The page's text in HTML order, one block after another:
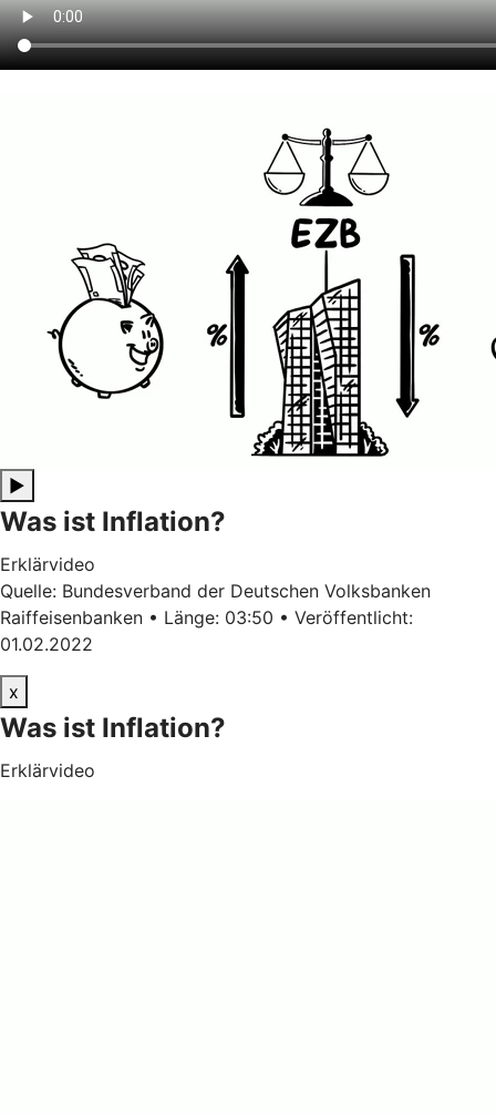
▶
Was ist Inflation?
Erklärvideo
Quelle: Bundesverband der Deutschen Volksbanken
Raiffeisenbanken • Länge: 03:50 • Veröffentlicht:
01.02.2022
x
Was ist Inflation?
Erklärvideo